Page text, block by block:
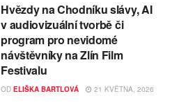
Hvězdy na Chodníku slávy, AI
v audiovizuální tvorbě či
program pro nevidomé
návštěvníky na Zlín Film
Festivalu
OD ELIŠKA BARTLOVÁ 21 KVĚTNA, 2026